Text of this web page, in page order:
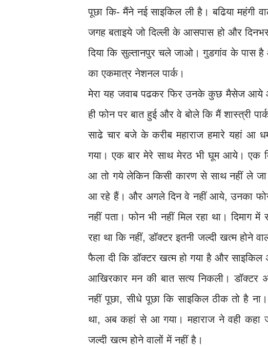
पूछा कि- मैंने नई साइकिल ली है। बढिया महंगी
जगह बताइये जो दिल्ली के आसपास हो और
दिया कि सुल्तानपुर चले जाओ। गुडगांव के पास है
का एकमात्र नेशनल पार्क।
मेरा यह जवाब पढकर फिर उनके कुछ मैसेज आये
ही फोन पर बात हुई और वे बोले कि मैं शास्त्री
साढे चार बजे के करीब महाराज हमारे यहां आ
गया। एक बार मेरे साथ मेरठ भी घूम आये। एक
आ तो गये लेकिन किसी कारण से साथ नहीं ले
आ रहे हैं। और अगले दिन वे नहीं आये, उनका
नहीं पता। फोन भी नहीं मिल रहा था।
रहा था कि नहीं, डॉक्टर इतनी जल्दी खत्म होने
फैला दी कि डॉक्टर खत्म हो गया है और साइकिल
आखिरकार मन की बात सत्य निकली। डॉक्टर
नहीं पूछा, सीधे पूछा कि साइकिल ठीक तो है
था, अब कहां से आ गया। महाराज ने वही कहा
जल्दी खत्म होने वालों में नहीं है।